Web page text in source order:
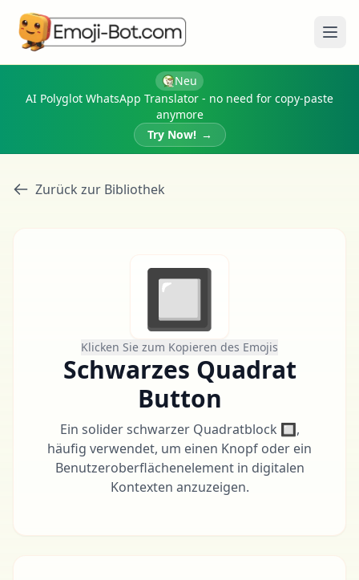
Neu
AI Polyglot WhatsApp Translator - no need for copy-paste
anymore
Try Now! →
Zurück zur Bibliothek
🔲
Klicken Sie zum Kopieren des Emojis
Schwarzes Quadrat
Button
Ein solider schwarzer Quadratblock 🔲,
häufig verwendet, um einen Knopf oder ein
Benutzeroberflächenelement in digitalen
Kontexten anzuzeigen.